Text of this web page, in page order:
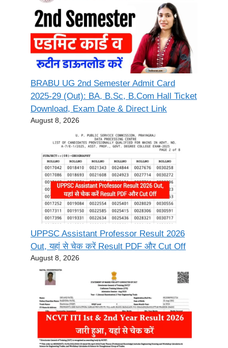
BRABU UG 2nd Semester Admit Card
2025-29 (Out): BA, B.Sc, B.Com Hall Ticket
Download, Exam Date & Direct Link
August 8, 2026
UPPSC Assistant Professor Result 2026
Out, यहां से चेक करें Result PDF और Cut Off
August 8, 2026